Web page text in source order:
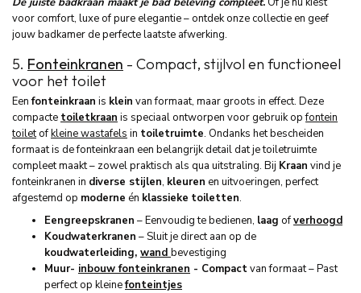
voor comfort, luxe of pure elegantie – ontdek onze collectie en geef
jouw badkamer de perfecte laatste afwerking.
5. Fonteinkranen - Compact, stijlvol en functioneel
voor het toilet
Eenfonteinkraan is klein van formaat, maar groots in effect. Deze
compacte toiletkraan is speciaal ontworpen voor gebruik opfontein
toiletofkleine wastafels in toiletruimte. Ondanks het bescheiden
formaat is de fonteinkraan een belangrijk detail dat je toiletruimte
compleet maakt – zowel praktisch als qua uitstraling. Bij Kraan vind je
fonteinkranen in diverse stijlen, kleuren en uitvoeringen, perfect
afgestemd op moderne én klassieke toiletten.
Eengreepskranen – Eenvoudig te bedienen, laag ofverhoogd
Koudwaterkranen – Sluit je direct aan op de
koudwaterleiding, wand bevestiging
Muur- inbouw fonteinkranen - Compactvan formaat – Past
perfect op kleinefonteintjes